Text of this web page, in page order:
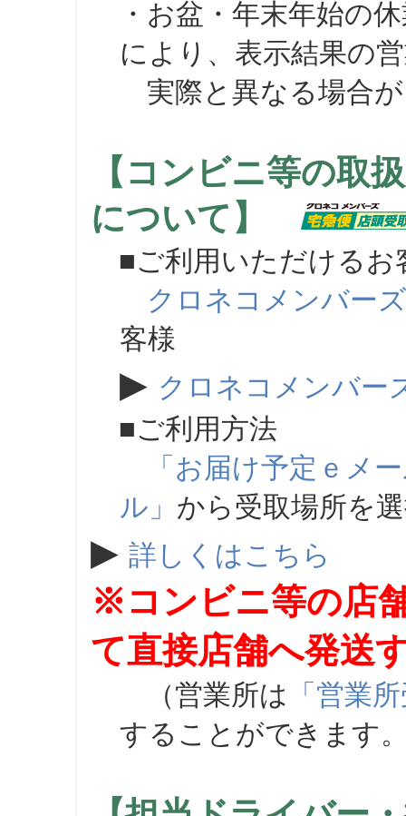
・お盆・年末年始の
により、表示結果の
実際と異なる場合が
【コンビニ等の取
について】
■ご利用いただけるお
クロネコメンバーズ
客様
▶ クロネコメンバー
■ご利用方法
「お届け予定ｅメ
ル」 から受取場所を
▶ 詳しくはこちら
※コンビニ等の店
て直接店舗へ発送
（営業所は 「営業
することができます